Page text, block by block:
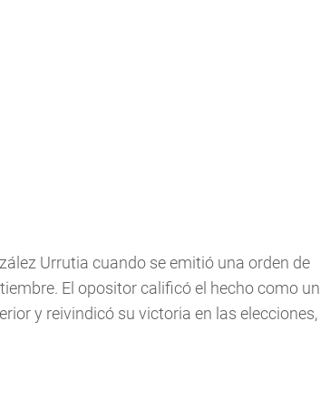
Urrutia cuando se emitió una orden de
El opositor calificó el hecho como un
y reivindicó su victoria en las elecciones,